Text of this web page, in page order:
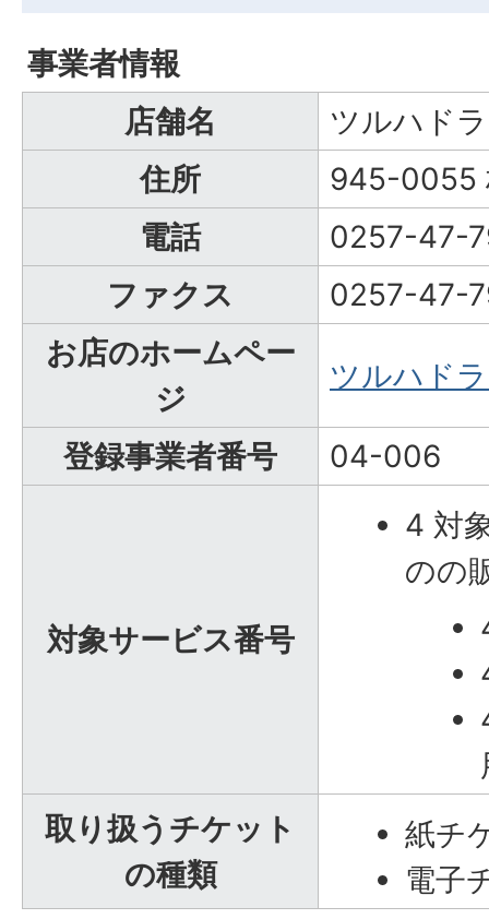
事業者情報
店舗名
ツルハド
住所
945-0055
電話
0257-47-
ファクス
0257-47-
お店のホームペー
ジ
ツルハド
登録事業者番号 04-006
対象サービス番号
4 対
のの
取り扱うチケット
の種類
紙チ
電子